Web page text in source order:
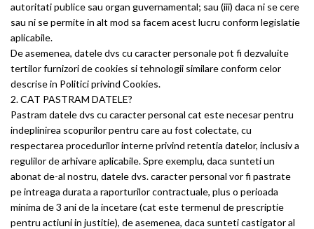
autoritati publice sau organ guvernamental; sau (iii) daca ni se cere
sau ni se permite in alt mod sa facem acest lucru conform legislatie
aplicabile.
De asemenea, datele dvs cu caracter personale pot fi dezvaluite
tertilor furnizori de cookies si tehnologii similare conform celor
descrise in Politici privind Cookies.
2. CAT PASTRAM DATELE?
Pastram datele dvs cu caracter personal cat este necesar pentru
indeplinirea scopurilor pentru care au fost colectate, cu
respectarea procedurilor interne privind retentia datelor, inclusiv a
regulilor de arhivare aplicabile. Spre exemplu, daca sunteti un
abonat de-al nostru, datele dvs. caracter personal vor fi pastrate
pe intreaga durata a raporturilor contractuale, plus o perioada
minima de 3 ani de la incetare (cat este termenul de prescriptie
pentru actiuni in justitie), de asemenea, daca sunteti castigator al